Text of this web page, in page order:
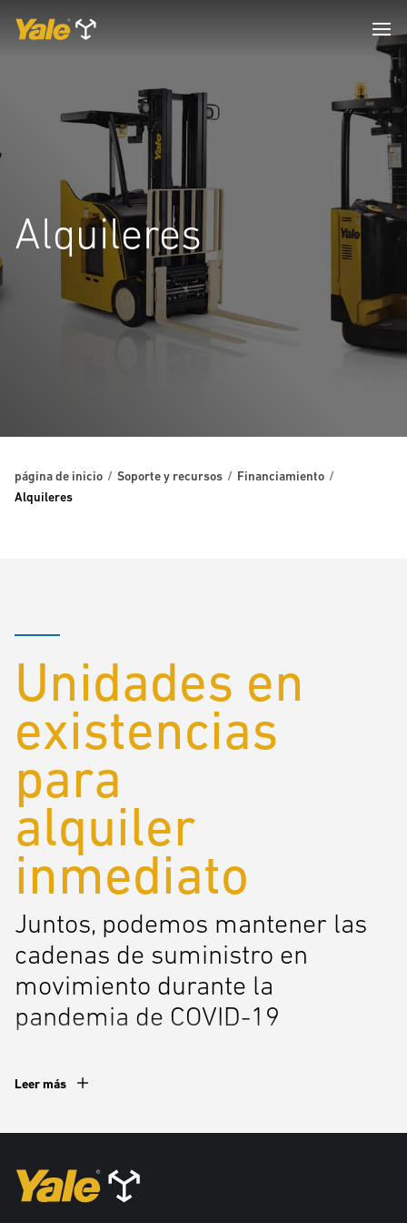
Alquileres
página de inicio Soporte y recursos
Financiamiento
Alquileres
Unidades en
existencias
para
alquiler
inmediato
Juntos, podemos mantener las
cadenas de suministro en
movimiento durante la
pandemia de COVID-19
movimiento las operaciones de la cadena de suministro
personas que los necesitan. Yale está aquí para ayudar.
Nuestra red nacional de distribuidores tiene una amplia
gama de modelos de montacargas disponibles para
Leer más